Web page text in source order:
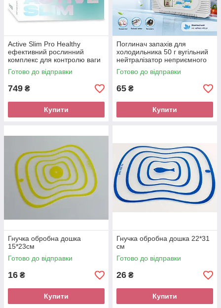
Active Slim Pro Healthy
ефективний рослинний
комплекс для контролю ваги
без дієт, Choice
Готово до відправки
749 ₴
Купити
Поглинач запахів для
холодильника 50 г вугільний
нейтралізатор неприємного
запаху
Готово до відправки
65 ₴
Купити
Гнучка обробна дошка
15*23см
Готово до відправки
16 ₴
Купити
Гнучка обробна дошка 22*31
см
Готово до відправки
26 ₴
Купити